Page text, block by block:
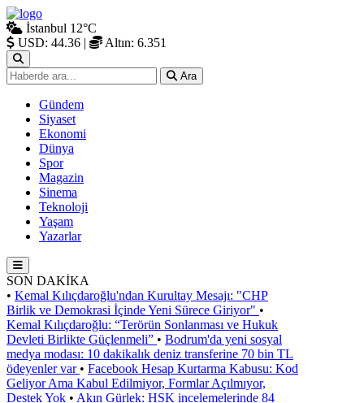
İstanbul 12°C
USD: 44.36 | Altın: 6.351
Ara
Gündem
Siyaset
Ekonomi
Dünya
Spor
Magazin
Sinema
Teknoloji
Yaşam
Yazarlar
SON DAKİKA
• Kemal Kılıçdaroğlu'ndan Kurultay Mesajı: "CHP
Birlik ve Demokrasi İçinde Yeni Sürece Giriyor" •
Kemal Kılıçdaroğlu: “Terörün Sonlanması ve Hukuk
Devleti Birlikte Güçlenmeli” • Bodrum'da yeni sosyal
medya modası: 10 dakikalık deniz transferine 70 bin TL
ödeyenler var • Facebook Hesap Kurtarma Kabusu: Kod
Geliyor Ama Kabul Edilmiyor, Formlar Açılmıyor,
Destek Yok • Akın Gürlek: HSK incelemelerinde 84